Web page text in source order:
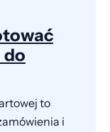
do
to
i